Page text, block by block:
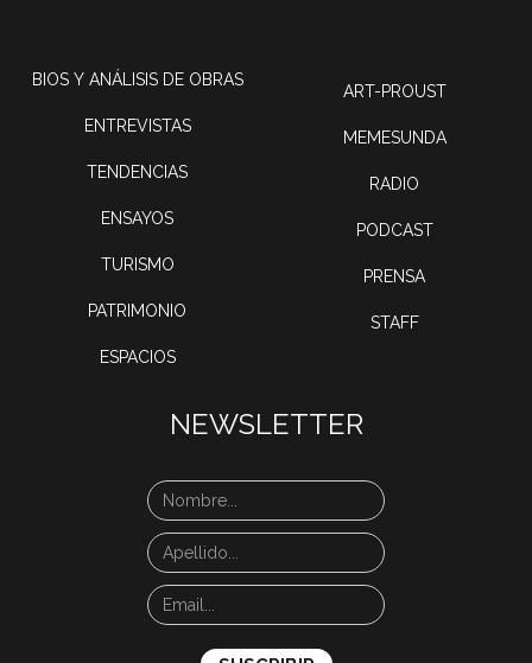
BIOS Y ANÁLISIS DE OBRAS
ENTREVISTAS
TENDENCIAS
ENSAYOS
TURISMO
PATRIMONIO
ESPACIOS
ART-PROUST
MEMESUNDA
RADIO
PODCAST
PRENSA
STAFF
NEWSLETTER